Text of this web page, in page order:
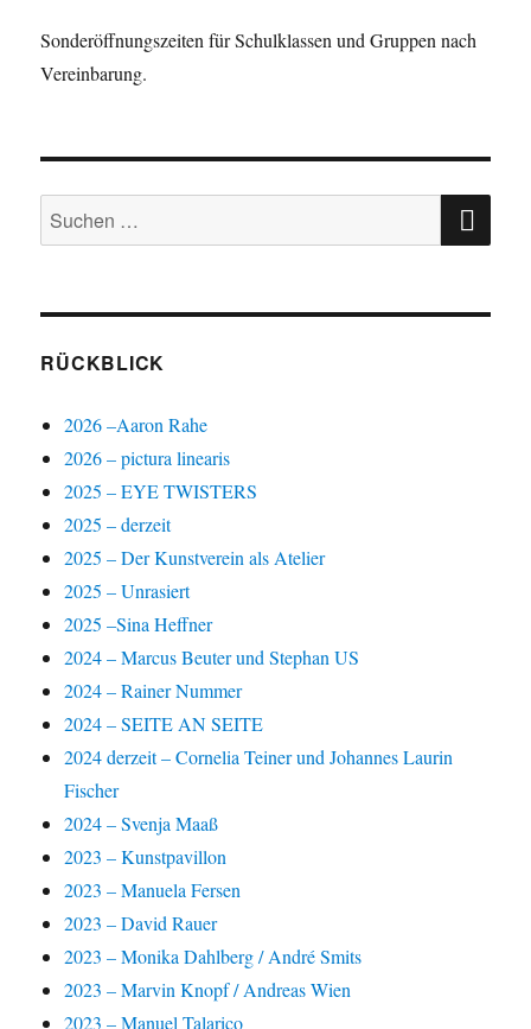
Sonderöffnungszeiten für Schulklassen und Gruppen nach
Vereinbarung.
Suchen
nach:
RÜCKBLICK
2026 –Aaron Rahe
2026 – pictura linearis
2025 – EYE TWISTERS
2025 – derzeit
2025 – Der Kunstverein als Atelier
2025 – Unrasiert
2025 –Sina Heffner
2024 – Marcus Beuter und Stephan US
2024 – Rainer Nummer
2024 – SEITE AN SEITE
2024 derzeit – Cornelia Teiner und Johannes Laurin
Fischer
2024 – Svenja Maaß
2023 – Kunstpavillon
2023 – Manuela Fersen
2023 – David Rauer
2023 – Monika Dahlberg / André Smits
2023 – Marvin Knopf / Andreas Wien
2023 – Manuel Talarico